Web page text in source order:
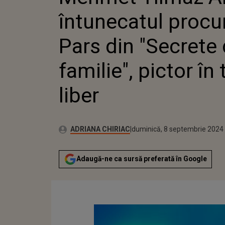
PICTOR
LIBER
întunecatul
Pars din "Secrete
familie", pictor în
liber
Autor:ADRIANA CHIRIACPublicat:
vineri, 8 septembrie 2023
Actualizat:
duminică, 8 septembrie 2024
Adaugă-ne ca sursă preferată în Google